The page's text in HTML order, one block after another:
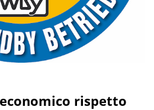
rispetto